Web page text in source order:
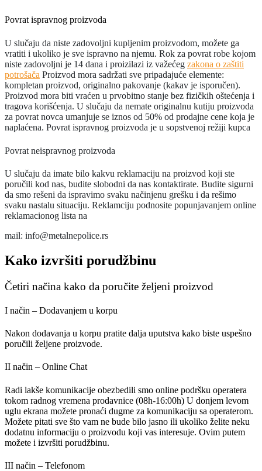
Povrat ispravnog proizvoda
U slučaju da niste zadovoljni kupljenim proizvodom, možete ga
vratiti i ukoliko je sve ispravno na njemu. Rok za povrat robe kojom
niste zadovoljni je 14 dana i proizilazi iz važećeg zakona o zaštiti
potrošača Proizvod mora sadržati sve pripadajuće elemente:
kompletan proizvod, originalno pakovanje (kakav je isporučen).
Proizvod mora biti vraćen u prvobitno stanje bez fizičkih oštećenja i
tragova korišćenja. U slučaju da nemate originalnu kutiju proizvoda
za povrat novca umanjuje se iznos od 50% od prodajne cene koja je
naplaćena. Povrat ispravnog proizvoda je u sopstvenoj režiji kupca
Povrat neispravnog proizvoda
U slučaju da imate bilo kakvu reklamaciju na proizvod koji ste
poručili kod nas, budite slobodni da nas kontaktirate. Budite sigurni
da smo rešeni da ispravimo svaku načinjenu grešku i da rešimo
svaku nastalu situaciju. Reklamciju podnosite popunjavanjem online
reklamacionog lista na
mail: info@metalnepolice.rs
Kako izvršiti porudžbinu
Četiri načina kako da poručite željeni proizvod
I način – Dodavanjem u korpu
Nakon dodavanja u korpu pratite dalja uputstva kako biste uspešno
poručili željene proizvode.
II način – Online Chat
Radi lakše komunikacije obezbedili smo online podršku operatera
tokom radnog vremena prodavnice (08h-16:00h) U donjem levom
uglu ekrana možete pronaći dugme za komunikaciju sa operaterom.
Možete pitati sve što vam ne bude bilo jasno ili ukoliko želite neku
dodatnu informaciju o proizvodu koji vas interesuje. Ovim putem
možete i izvršiti porudžbinu.
III način – Telefonom